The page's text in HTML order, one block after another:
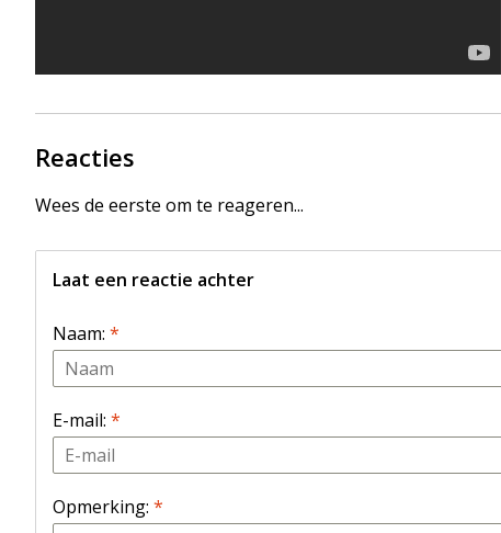
Reacties
Wees de eerste om te reageren...
Laat een reactie achter
Naam: *
E-mail: *
Opmerking: *